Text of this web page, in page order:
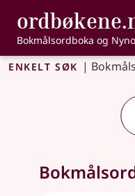
Gå til
Tilgjenge
Bokmålsordboka og
Enkelt søk |
Eitt treff.Ytterlegare